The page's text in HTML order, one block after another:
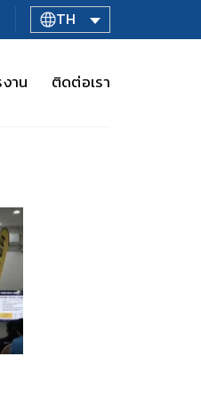
TH
าน ติดต่อเรา